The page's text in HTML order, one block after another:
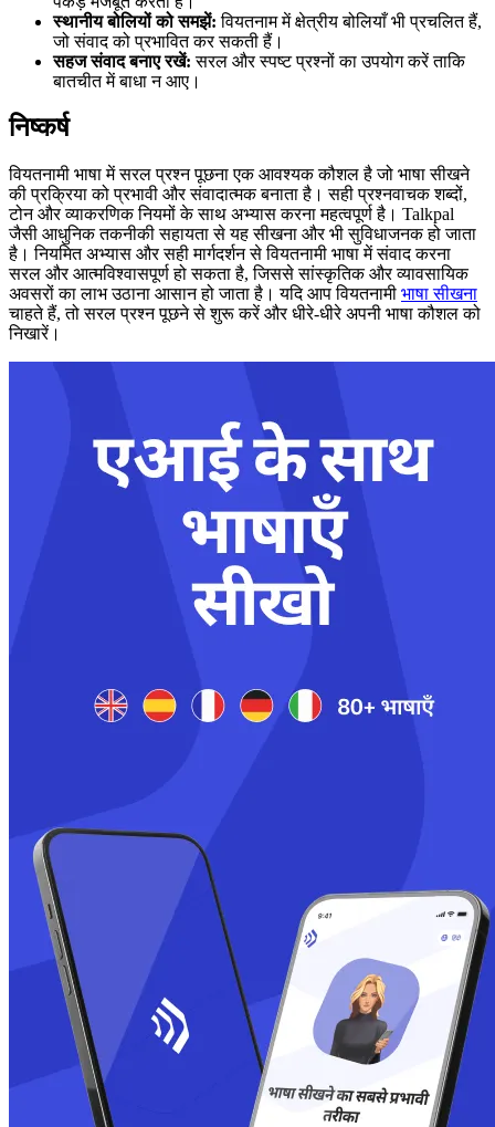
स्थानीय बोलियों को समझें: वियतनाम में क्षेत्रीय बोलियाँ भी प्रचलित हैं,
जो संवाद को प्रभावित कर सकती हैं।
सहज संवाद बनाए रखें: सरल और स्पष्ट प्रश्नों का उपयोग करें ताकि
बातचीत में बाधा न आए।
निष्कर्ष
वियतनामी भाषा में सरल प्रश्न पूछना एक आवश्यक कौशल है जो भाषा सीखने
की प्रक्रिया को प्रभावी और संवादात्मक बनाता है। सही प्रश्नवाचक शब्दों,
टोन और व्याकरणिक नियमों के साथ अभ्यास करना महत्वपूर्ण है। Talkpal
जैसी आधुनिक तकनीकी सहायता से यह सीखना और भी सुविधाजनक हो जाता
है। नियमित अभ्यास और सही मार्गदर्शन से वियतनामी भाषा में संवाद करना
सरल और आत्मविश्वासपूर्ण हो सकता है, जिससे सांस्कृतिक और व्यावसायिक
अवसरों का लाभ उठाना आसान हो जाता है। यदि आप वियतनामी भाषा सीखना
चाहते हैं, तो सरल प्रश्न पूछने से शुरू करें और धीरे-धीरे अपनी भाषा कौशल को
निखारें।